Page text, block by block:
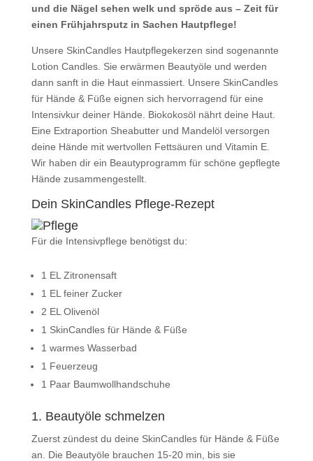
und die Nägel sehen welk und spröde aus – Zeit für
einen Frühjahrsputz in Sachen Hautpflege!
Unsere SkinCandles Hautpflegekerzen sind sogenannte
Lotion Candles. Sie erwärmen Beautyöle und werden
dann sanft in die Haut einmassiert. Unsere SkinCandles
für Hände & Füße eignen sich hervorragend für eine
Intensivkur deiner Hände. Biokokosöl nährt deine Haut.
Eine Extraportion Sheabutter und Mandelöl versorgen
deine Hände mit wertvollen Fettsäuren und Vitamin E.
Wir haben dir ein Beautyprogramm für schöne gepflegte
Hände zusammengestellt.
Dein SkinCandles Pflege-Rezept
Für die Intensivpflege benötigst du:
1 EL Zitronensaft
1 EL feiner Zucker
2 EL Olivenöl
1 SkinCandles für Hände & Füße
1 warmes Wasserbad
1 Feuerzeug
1 Paar Baumwollhandschuhe
1. Beautyöle schmelzen
Zuerst zündest du deine SkinCandles für Hände & Füße
an. Die Beautyöle brauchen 15-20 min, bis sie